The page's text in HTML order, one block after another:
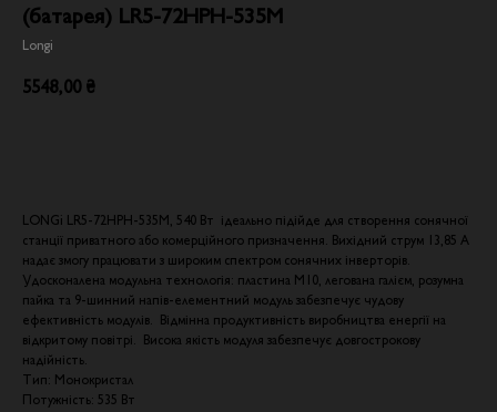
(батарея) LR5-72HPH-535M
Longi
5548,00 ₴
LONGi LR5-72HPH-535M, 540 Вт ідеально підійде для створення сонячної
станції приватного або комерційного призначення. Вихідний струм 13,85 А
надає змогу працювати з широким спектром сонячних інверторів.
Удосконалена модульна технологія: пластина М10, легована галієм, розумна
пайка та 9-шинний напів-елементний модуль забезпечує чудову
ефективність модулів. Відмінна продуктивність виробництва енергії на
відкритому повітрі. Висока якість модуля забезпечує довгострокову
надійність.
Тип: Монокристал
Потужність: 535 Вт